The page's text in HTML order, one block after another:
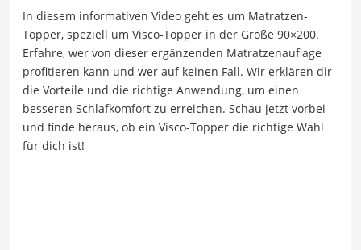
In diesem informativen Video geht es um Matratzen-
Topper, speziell um Visco-Topper in der Größe 90×200.
Erfahre, wer von dieser ergänzenden Matratzenauflage
profitieren kann und wer auf keinen Fall. Wir erklären dir
die Vorteile und die richtige Anwendung, um einen
besseren Schlafkomfort zu erreichen. Schau jetzt vorbei
und finde heraus, ob ein Visco-Topper die richtige Wahl
für dich ist!